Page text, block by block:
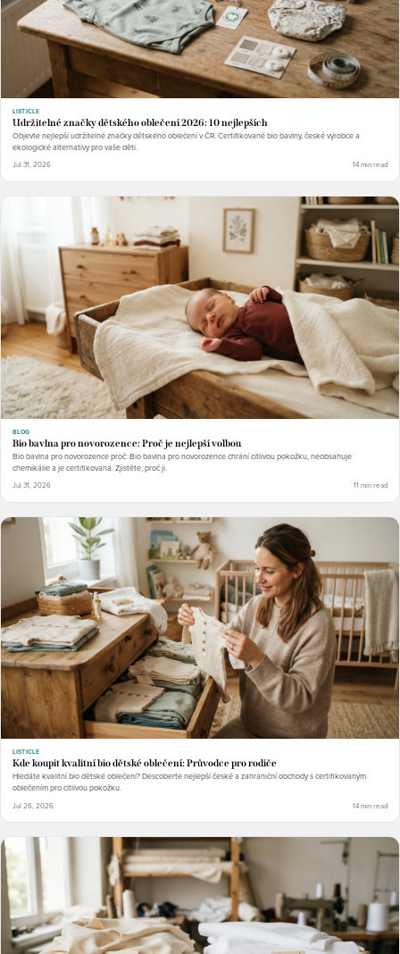
LISTICLE
Udržitelné značky dětského oblečení 2026: 10 nejlepších
Objevte nejlepší udržitelné značky dětského oblečení v ČR. Certifikované bio bavlny, české výrobce a
ekologické alternativy pro vaše děti.
Jul 31, 2026 14 min read
BLOG
Bio bavlna pro novorozence: Proč je nejlepší volbou
Bio bavlna pro novorozence proč: Bio bavlna pro novorozence chrání citlivou pokožku, neobsahuje
chemikálie a je certifikovaná. Zjistěte, proč ji.
Jul 31, 2026 11 min read
LISTICLE
Kde koupit kvalitní bio dětské oblečení: Průvodce pro rodiče
Hledáte kvalitní bio dětské oblečení? Descoberte nejlepší české a zahraniční obchody s certifikovaným
oblečením pro citlivou pokožku.
Jul 26, 2026 14 min read